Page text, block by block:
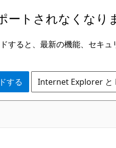
トされなくなり
すると、最新の機能、セキ
する Internet Explorer と